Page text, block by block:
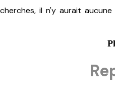
il n'y aurait